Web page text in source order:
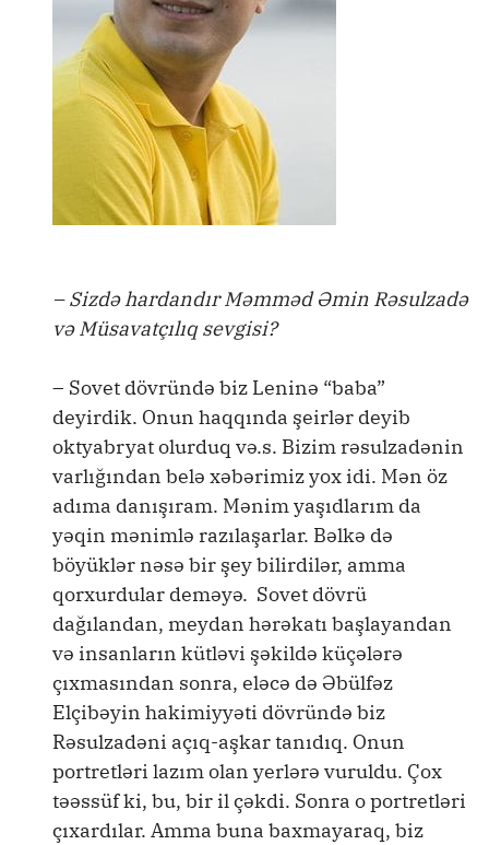
– Sizdə hardandır Məmməd Əmin Rəsulzadə
və Müsavatçılıq sevgisi?
– Sovet dövründə biz Leninə “baba”
deyirdik. Onun haqqında şeirlər deyib
oktyabryat olurduq və.s. Bizim rəsulzadənin
varlığından belə xəbərimiz yox idi. Mən öz
adıma danışıram. Mənim yaşıdlarım da
yəqin mənimlə razılaşarlar. Bəlkə də
böyüklər nəsə bir şey bilirdilər, amma
qorxurdular deməyə. Sovet dövrü
dağılandan, meydan hərəkatı başlayandan
və insanların kütləvi şəkildə küçələrə
çıxmasından sonra, eləcə də Əbülfəz
Elçibəyin hakimiyyəti dövründə biz
Rəsulzadəni açıq-aşkar tanıdıq. Onun
portretləri lazım olan yerlərə vuruldu. Çox
təəssüf ki, bu, bir il çəkdi. Sonra o portretləri
çıxardılar. Amma buna baxmayaraq, biz